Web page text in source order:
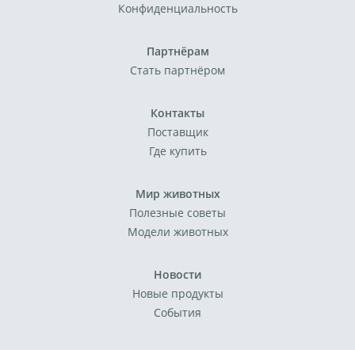
Конфиденциальность
Партнёрам
Стать партнёром
Контакты
Поставщик
Где купить
Мир животных
Полезные советы
Модели животных
Новости
Новые продукты
События